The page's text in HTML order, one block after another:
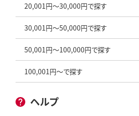
20,001円～30,000円で探す
30,001円～50,000円で探す
50,001円～100,000円で探す
100,001円～で探す
ヘルプ